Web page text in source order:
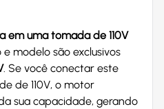
em uma tomada de 110V
e modelo são exclusivos
. Se você conectar este
de 110V, o motor
sua capacidade, gerando